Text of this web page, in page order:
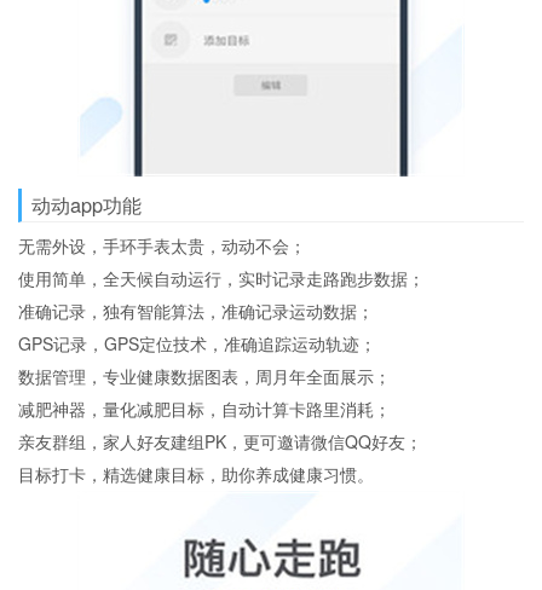
动动app功能
无需外设，手环手表太贵，动动不会；
使用简单，全天候自动运行，实时记录走路跑步数据；
准确记录，独有智能算法，准确记录运动数据；
GPS记录，GPS定位技术，准确追踪运动轨迹；
数据管理，专业健康数据图表，周月年全面展示；
减肥神器，量化减肥目标，自动计算卡路里消耗；
亲友群组，家人好友建组PK，更可邀请微信QQ好友；
目标打卡，精选健康目标，助你养成健康习惯。